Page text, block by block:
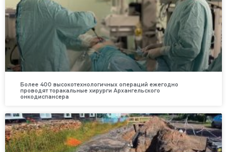
Более 400 высокотехнологичных операций ежегодно
проводят торакальные хирурги Архангельского
онкодиспансера